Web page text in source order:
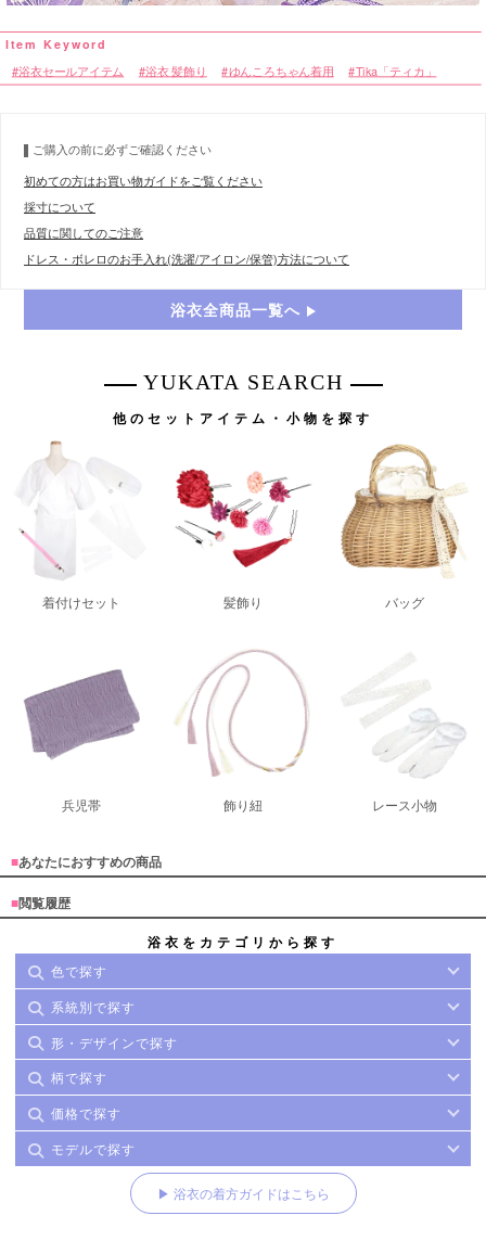
浴衣セールアイテム 浴衣 髪飾り ゆんころちゃん着用 Tika「ティカ」
ご購入の前に必ずご確認ください
初めての方はお買い物ガイドをご覧ください
採寸について
品質に関してのご注意
ドレス・ボレロのお手入れ(洗濯/アイロン/保管)方法について
浴衣全商品一覧へ
YUKATA SEARCH
他のセットアイテム・小物を探す
着付けセット 髪飾り バッグ
兵児帯 飾り紐 レース小物
■あなたにおすすめの商品
■閲覧履歴
浴衣をカテゴリから探す
色で探す
系統別で探す
形・デザインで探す
柄で探す
価格で探す
モデルで探す
▶ 浴衣の着方ガイドはこちら